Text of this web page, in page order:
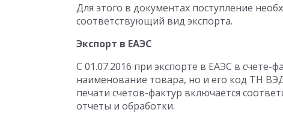
Для этого в документах поступление
соответствующий вид экспорта.
Экспорт в ЕАЭС
С 01.07.2016 при экспорте в ЕАЭС в
наименование товара, но и его код ТН
печати счетов-фактур включается
отчеты и обработки.